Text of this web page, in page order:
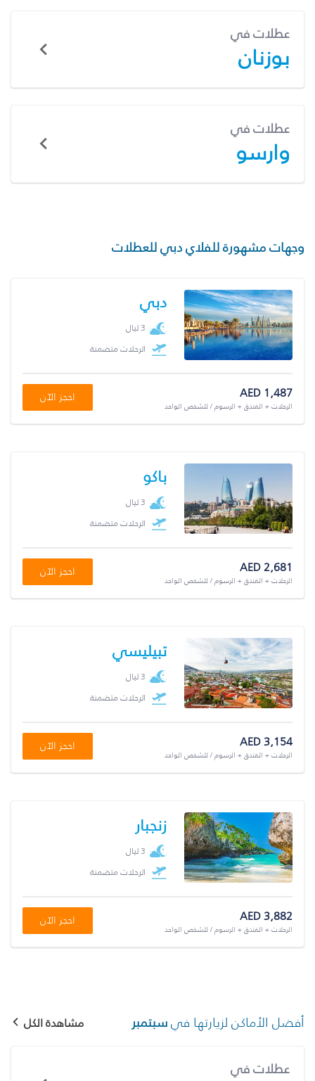
عطلات في
بوزنان
عطلات في
وارسو
وجهات مشهورة للفلاي دبي للعطلات
دبي
3 ليال
الرحلات متضمنة
AED 1,487
الرحلات + الفندق + الرسوم / للشخص الواحد
احجز الآن
باكو
3 ليال
الرحلات متضمنة
AED 2,681
الرحلات + الفندق + الرسوم / للشخص الواحد
احجز الآن
تبيليسي
3 ليال
الرحلات متضمنة
AED 3,154
الرحلات + الفندق + الرسوم / للشخص الواحد
احجز الآن
زنجبار
3 ليال
الرحلات متضمنة
AED 3,882
الرحلات + الفندق + الرسوم / للشخص الواحد
احجز الآن
أفضل الأماكن لزيارتها فيسبتمبر مشاهدة الكل
عطلات في